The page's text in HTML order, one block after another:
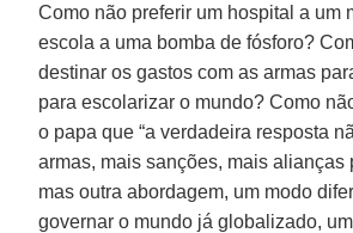
Como não preferir um hospital a um
escola a uma bomba de fósforo?
destinar os gastos com as armas
para escolarizar o mundo? Como
o papa que “a verdadeira resposta
armas, mais sanções, mais alianças
mas outra abordagem, um modo
governar o mundo já globalizado,